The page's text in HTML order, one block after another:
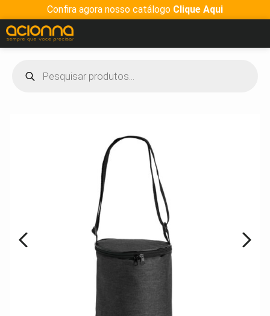
Confira agora nosso catálogo Clique Aqui